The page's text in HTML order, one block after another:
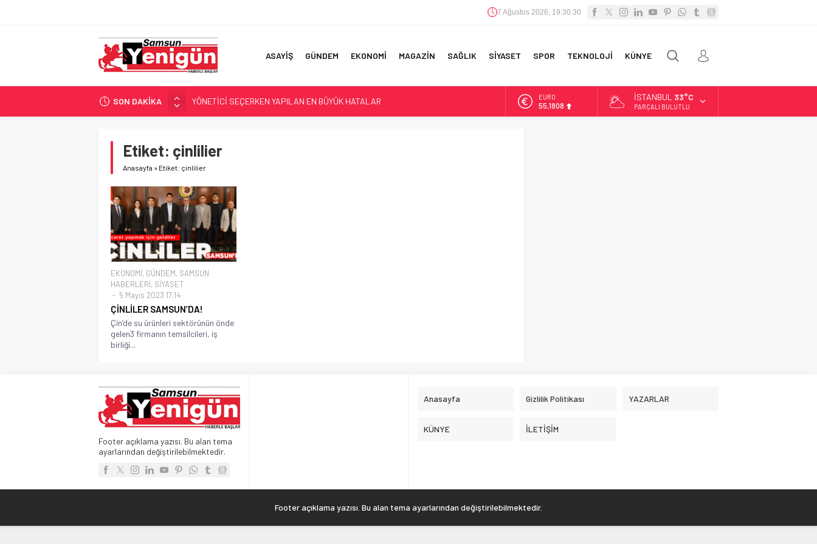
7 Ağustos 2026, 19:30:30
ASAYİŞ GÜNDEM EKONOMİ MAGAZİN SAĞLIK SİYASET SPOR TEKNOLOJİ KÜNYE
SON DAKİKA
YÖNETİCİ SEÇERKEN YAPILAN EN BÜYÜK HATALAR
GERİ SAYIM BAŞLADI
‘BAFRA’YA YATIRIM YAPIN!’
İŞTE FINDIK FİYATI!
EURO
55,1808
İSTANBUL 33°C
PARÇALI BULUTLU
Etiket: çinlilier
Anasayfa » Etiket: çinlilier
EKONOMİ, GÜNDEM, SAMSUN
HABERLERİ, SİYASET
5 Mayıs 2023 17:14
ÇİNLİLER SAMSUN’DA!
Çin’de su ürünleri sektörünün önde
gelen3 firmanın temsilcileri, iş
birliği...
Footer açıklama yazısı. Bu alan tema
ayarlarından değiştirilebilmektedir.
Anasayfa Gizlilik Politikası YAZARLAR
KÜNYE İLETİŞİM
Footer açıklama yazısı. Bu alan tema ayarlarından değiştirilebilmektedir.